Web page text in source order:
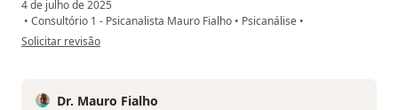
4 de julho de 2025
• Consultório 1 - Psicanalista Mauro Fialho • Psicanálise •
na opinião do utilizador Rafael Andrade
Solicitar revisão
Dr. Mauro Fialho